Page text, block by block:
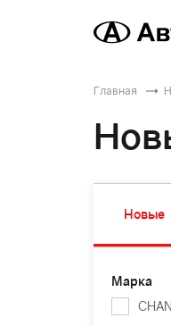
Главная
Новые
Марка